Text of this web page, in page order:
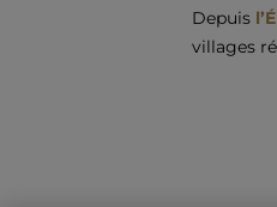
Depuis
villages